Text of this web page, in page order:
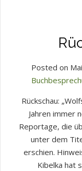
Posted on
Rückschau:
Jahren immer
Reportage, die
unter dem
erschien.
Kibelka hat